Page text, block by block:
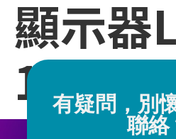
顯示器
124PS
有疑問，別
聯絡